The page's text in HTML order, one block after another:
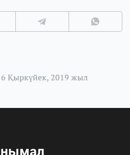
Қыркүйек, 2019 жыл